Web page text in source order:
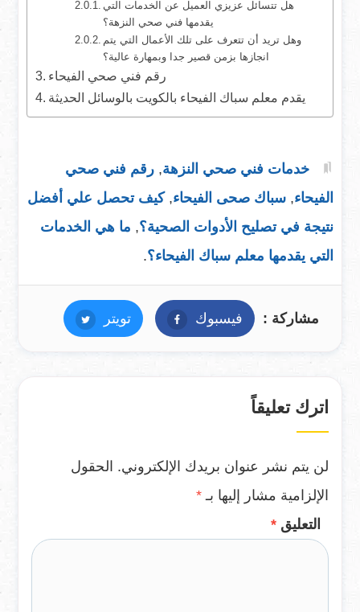
هل تتسائل عزيزي العميل عن الخدمات التي
يقدمها فني صحي النزهة؟
وهل تريد أن تتعرف على تلك الأعمال التي يتم
انجازها بزمن قصير جدا وبمهارة عالية؟
رقم فني صحي الفيحاء
يقدم معلم سباك الفيحاء بالكويت بالوسائل الحديثة
خدمات فني صحي النزهة, رقم فني صحي
الفيحاء, سباك صحى الفيحاء,كيف تحصل علي أفضل
نتيجة في تصليح الأدوات الصحية؟, ما هي الخدمات
التي يقدمها معلم سباك الفيحاء؟.
مشاركة : فيسبوك فيسبوكتويتر تويتر
اترك تعليقاً
لن يتم نشر عنوان بريدك الإلكتروني. الحقول
الإلزامية مشار إليها بـ *
التعليق *